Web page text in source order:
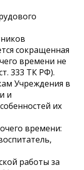
сокращенная
времени не
333 ТК РФ).
Учреждения в
и
их
времени:
работы за